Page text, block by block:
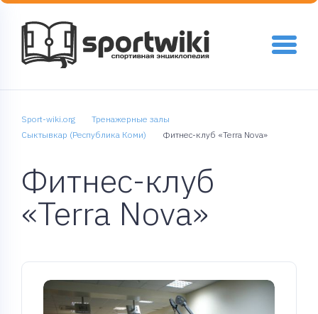
Sport-wiki.org
Тренажерные залы
Сыктывкар (Республика Коми)
Фитнес-клуб «Terra Nova»
Фитнес-клуб
«Terra Nova»